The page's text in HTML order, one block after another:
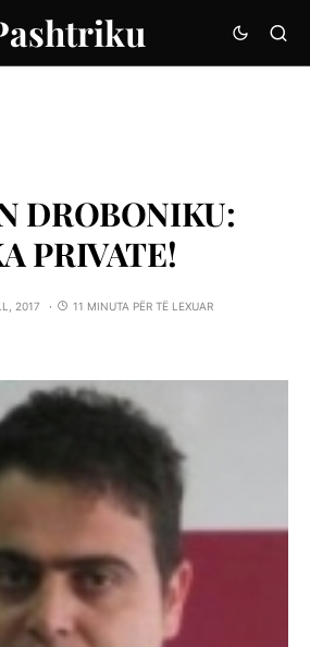
DROBONIKU:
PRIVATE!
2017
11 MINUTA PËR TË LEXUAR